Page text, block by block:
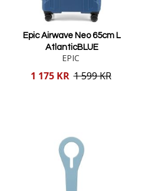
Epic Airwave Neo 65cm L
AtlanticBLUE
EPIC
Reducerat
1 175 KR 1 599 KR